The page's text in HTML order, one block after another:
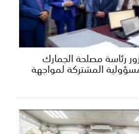
رئاسة مصلحة الجمارك
المشتركة لمواجهة